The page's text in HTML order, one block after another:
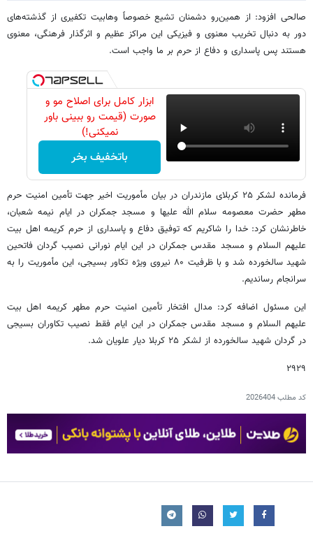
صالحی افزود: از همین‌رو دشمنان تشیع خصوصاً وهابیت تکفیری از گذشته‌های
دور به دنبال تخریب معنوی و فیزیکی این مراکز عظیم و اثرگذار فرهنگی، معنوی
هستند پس پاسداری و دفاع از حرم بر ما واجب است.
ابزار کامل برای اصلاح مو و
صورت (قیمت رو ببینی باور
نمیکنی!)
باتخفیف بخر
فرمانده لشکر ۲۵ کربلای مازندران در بیان مأموریت اخیر جهت تأمین امنیت حرم
مطهر حضرت معصومه سلام الله علیها و مسجد جمکران در ایام نیمه شعبان،
خاطرنشان کرد: خدا را شاکریم که توفیق دفاع و پاسداری از حرم کریمه اهل بیت
علیهم السلام و مسجد مقدس جمکران در این ایام نورانی نصیب گردان فاتحین
شهید سالخورده شد و با ظرفیت ۸۰ نیروی ویژه تکاور بسیجی، این مأموریت را به
سرانجام رساندیم.
این مسئول اضافه کرد: مدال افتخار تأمین امنیت حرم مطهر کریمه اهل بیت
علیهم السلام و مسجد مقدس جمکران در این ایام فقط نصیب تکاوران بسیجی
در گردان شهید سالخورده از لشکر ۲۵ کربلا دیار علویان شد.
۲۹۲۹
کد مطلب2026404